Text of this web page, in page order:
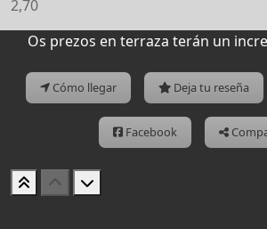
2,70
Os prezos en terraza terán un
Cómo llegar Deja tu reseña
Facebook